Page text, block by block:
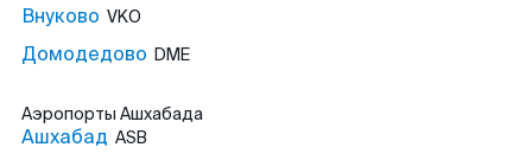
Внуково VKO
Домодедово DME
Аэропорты Ашхабада
Ашхабад ASB